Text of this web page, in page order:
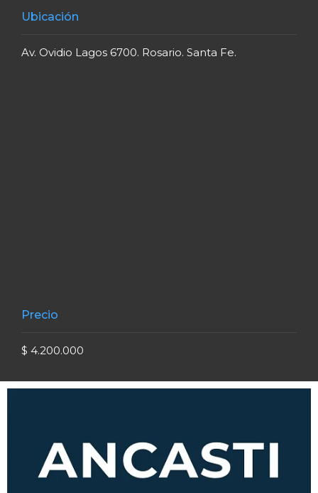
Ubicación
Av. Ovidio Lagos 6700. Rosario. Santa Fe.
Precio
$ 4.200.000